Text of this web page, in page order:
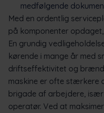
medfølgende
Med en ordentlig
på komponenter
En grundig
kørende i mange år med
driftseffektivitet og
maskine er ofte stærkere
brigade af arbejdere,
operatør. Ved at